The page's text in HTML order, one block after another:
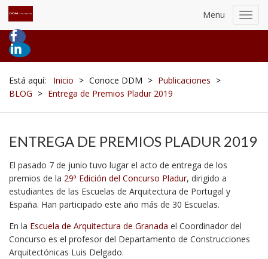
Menu
Está aquí: Inicio > Conoce DDM > Publicaciones >
BLOG > Entrega de Premios Pladur 2019
ENTREGA DE PREMIOS PLADUR 2019
El pasado 7 de junio tuvo lugar el acto de entrega de los
premios de la 29ª Edición del Concurso Pladur, dirigido a
estudiantes de las Escuelas de Arquitectura de Portugal y
España. Han participado este año más de 30 Escuelas.
En la Escuela de Arquitectura de Granada el Coordinador del
Concurso es el profesor del Departamento de Construcciones
Arquitectónicas Luis Delgado.